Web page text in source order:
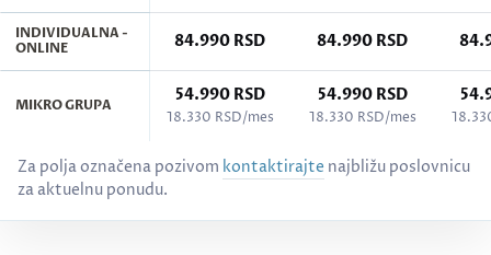
INDIVIDUALNA -
ONLINE
84.990 RSD 84.990 RSD
MIKRO GRUPA
54.990 RSD
18.330 RSD/mes
54.990 RSD
18.330 RSD/mes
Za polja označena pozivom kontaktirajte najbližu poslovnicu
za aktuelnu ponudu.